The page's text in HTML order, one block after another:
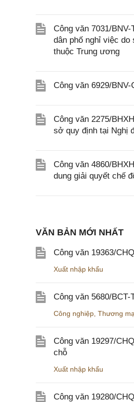
Công văn 7031/
dân phố nghỉ việc
thuộc Trung ương
Công văn 6929/
Công văn 2275/
sở quy định tại Nghị
Công văn 4860/
dung giải quyết chế
VĂN BẢN MỚI NHẤT
Công văn 19363/
Xuất nhập khẩu
Công văn 5680/
Công nghiệp Thương
Công văn 19297/
chỗ
Xuất nhập khẩu
Công văn 19280/